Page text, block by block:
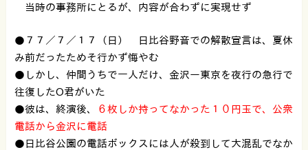
当時の事務所にとるが、内容が合わずに実現せず
●７７／７／１７（日） 日比谷野音での解散宣言は、夏休
み前だったためそ行かず悔やむ
●しかし、仲間うちで一人だけ、金沢ー東京を夜行の急行で
往復したO君がいた
●彼は、終演後、
６枚しか持ってなかった１０円玉で、公衆
電話から金沢に電話
●日比谷公園の電話ボックスには人が殺到して大混乱でなか